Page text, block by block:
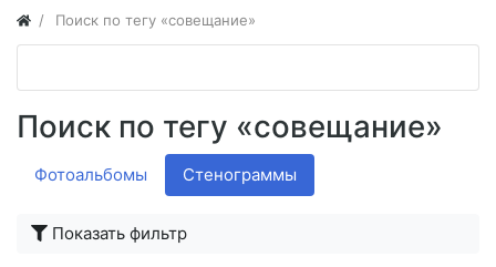
Поиск по тегу «совещание»
Поиск по тегу «совещание»
Фотоальбомы Стенограммы
Показать фильтр